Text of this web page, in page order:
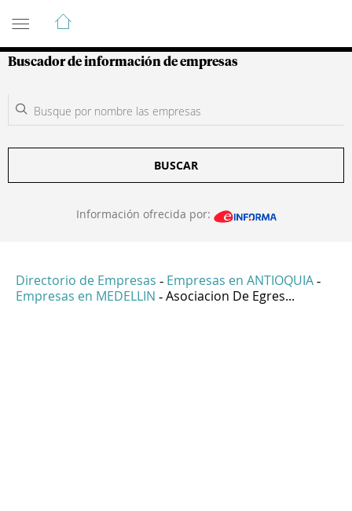
Guía de Empresas Colombianas
Buscador de información de empresas
BUSCAR
Información ofrecida por:
Directorio de Empresas - Empresas en ANTIOQUIA -
Empresas en MEDELLIN - Asociacion De Egres...